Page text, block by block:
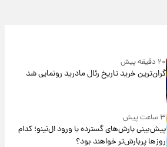
۲۰ دقیقه پیش
گران‌ترین خرید تاریخ رئال مادرید رونمایی شد
۳ ساعت پیش
پیش‌بینی بارش‌های گسترده با ورود ال‌نینو؛ کدام
روزها پربارش‌تر خواهند بود؟